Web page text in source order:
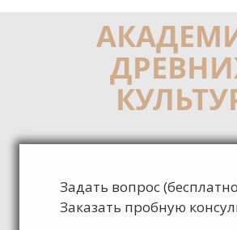
Задать вопрос
Заказать пробную